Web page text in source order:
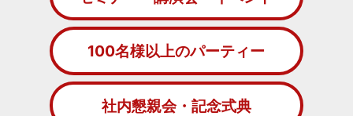
100名様以上のパーティー
社内懇親会・記念式典